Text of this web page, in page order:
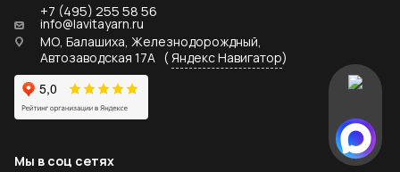
+7 (495) 255 58 56
info@lavitayarn.ru
МО, Балашиха, Железнодорождный,
Автозаводская 17А ( Яндекс Навигатор)
Мы в соц сетях